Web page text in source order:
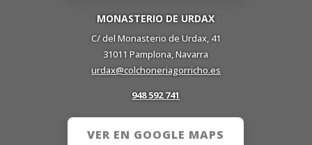
MONASTERIO DE URDAX
C/ del Monasterio de Urdax, 41
31011 Pamplona, Navarra
urdax@colchoneriagorricho.es
948 592 741
VER EN GOOGLE MAPS